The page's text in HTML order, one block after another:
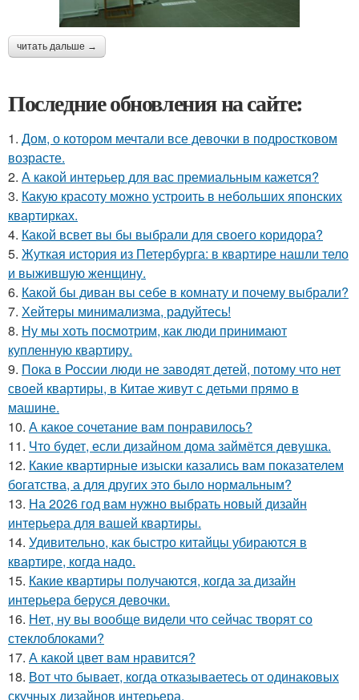
читать дальше →
Последние обновления на сайте:
1. Дом, о котором мечтали все девочки в подростковом
возрасте.
2. А какой интерьер для вас премиальным кажется?
3. Какую красоту можно устроить в небольших японских
квартирках.
4. Какой всвет вы бы выбрали для своего коридора?
5. Жуткая история из Петербурга: в квартире нашли тело
и выжившую женщину.
6. Какой бы диван вы себе в комнату и почему выбрали?
7. Хейтеры минимализма, радуйтесь!
8. Ну мы хоть посмотрим, как люди принимают
купленную квартиру.
9. Пока в России люди не заводят детей, потому что нет
своей квартиры, в Китае живут с детьми прямо в
машине.
10. А какое сочетание вам понравилось?
11. Что будет, если дизайном дома займётся девушка.
12. Какие квартирные изыски казались вам показателем
богатства, а для других это было нормальным?
13. На 2026 год вам нужно выбрать новый дизайн
интерьера для вашей квартиры.
14. Удивительно, как быстро китайцы убираются в
квартире, когда надо.
15. Какие квартиры получаются, когда за дизайн
интерьера беруся девочки.
16. Нет, ну вы вообще видели что сейчас творят со
стеклоблоками?
17. А какой цвет вам нравится?
18. Вот что бывает, когда отказываетесь от одинаковых
скучных дизайнов интерьера.